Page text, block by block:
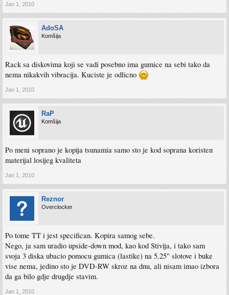
Jan 1, 2010
AdoSA
Komšija
Rack sa diskovima koji se vadi posebno ima gumice na sebi tako da
nema nikakvih vibracija. Kuciste je odlicno
Jan 1, 2010
RaP
Komšija
Po meni soprano je kopija tsunamia samo sto je kod soprana koristen
materijal losijeg kvaliteta
Jan 1, 2010
Reznor
Overclocker
Po tome TT i jest specifican. Kopira samog sebe.
Nego, ja sam uradio upside-down mod, kao kod Stivija, i tako sam
svoja 3 diska ubacio pomocu gumica (lastike) na 5.25" slotove i buke
vise nema, jedino sto je DVD-RW skroz na dnu, ali nisam imao izbora
da ga bilo gdje drugdje stavim.
Jan 1, 2010